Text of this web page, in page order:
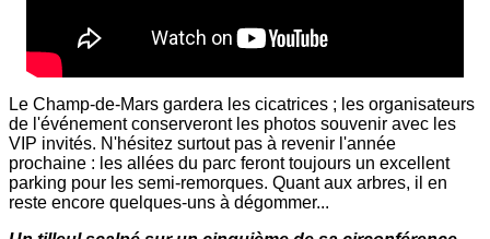
Le Champ-de-Mars gardera les cicatrices ; les organisateurs
de l'événement conserveront les photos souvenir avec les
VIP invités. N'hésitez surtout pas à revenir l'année
prochaine : les allées du parc feront toujours un excellent
parking pour les semi-remorques. Quant aux arbres, il en
reste encore quelques-uns à dégommer...